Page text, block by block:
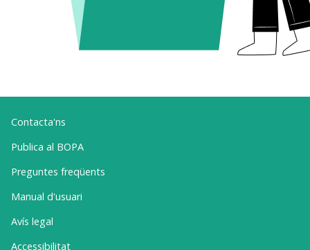
Contacta'ns
Publica al BOPA
Preguntes freqüents
Manual d'usuari
Avís legal
Accessibilitat